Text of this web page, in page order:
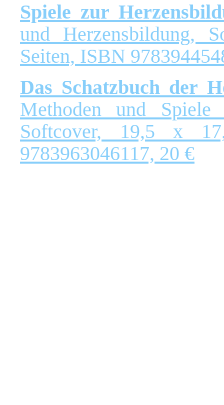
Spiele zur
und Herzensbildung,
Seiten, ISBN
Das Schatzbuch der
Methoden und Spiele
Softcover, 19,5 x
9783963046117, 20 €